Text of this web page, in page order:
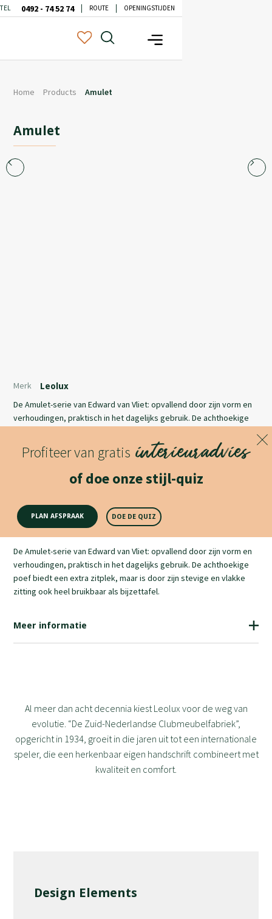
TEL 0492 - 74 52 74 ROUTE OPENINGSTIJDEN
Home Products Amulet
Amulet
De Amulet-serie van Edward van Vliet: opvallend door zijn vorm en
verhoudingen, praktisch in het dagelijks gebruik. De achthoekige
zitting ook heel bruikbaar als bijzettafel.
Lees meer
Merk Leolux
Profiteer van gratis interieuradvies
of doe onze stijl-quiz
PLAN AFSPRAAK DOE DE QUIZ
Productomschrijving
De Amulet-serie van Edward van Vliet: opvallend door zijn vorm en
verhoudingen, praktisch in het dagelijks gebruik. De achthoekige
poef biedt een extra zitplek, maar is door zijn stevige en vlakke
zitting ook heel bruikbaar als bijzettafel.
Meer informatie
Al meer dan acht decennia kiest Leolux voor de weg van
evolutie. “De Zuid-Nederlandse Clubmeubelfabriek”,
opgericht in 1934, groeit in die jaren uit tot een internationale
speler, die een herkenbaar eigen handschrift combineert met
kwaliteit en comfort.
Design Elements